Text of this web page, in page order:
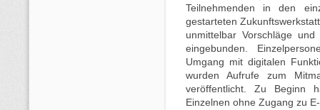
Teilnehmenden in den
gestarteten
unmittelbar Vorschläge
eingebunden.
Umgang mit digitalen
wurden Aufrufe zum
veröffentlicht. Zu Beginn
Einzelnen ohne Zugang zu